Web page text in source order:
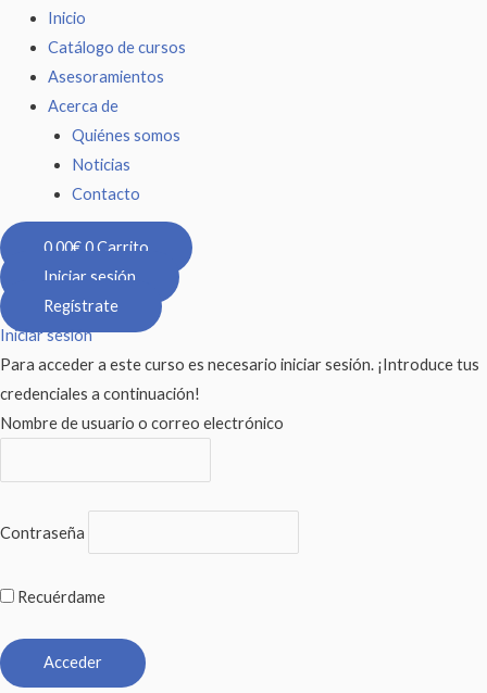
Inicio
Catálogo de cursos
Asesoramientos
Acerca de
Quiénes somos
Noticias
Contacto
0,00€0Carrito
Iniciar sesión
Regístrate
Iniciar sesión
Para acceder a este curso es necesario iniciar sesión. ¡Introduce tus
credenciales a continuación!
Nombre de usuario o correo electrónico
Contraseña
Recuérdame